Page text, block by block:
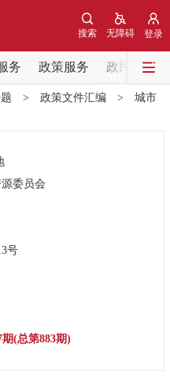
登录
无障碍
搜索
务 政策服务 政民互动
息 中央部委动态
开
> 政策文件汇编 > 城市
委员会
号
(总第883期)